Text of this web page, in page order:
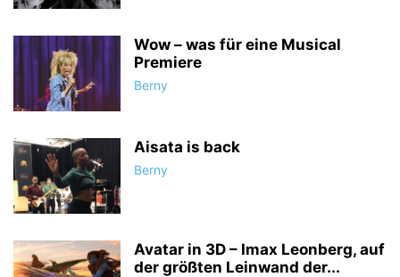
Wow – was für eine Musical
Premiere
Berny
Aisata is back
Berny
Avatar in 3D – Imax Leonberg, auf
der größten Leinwand der...